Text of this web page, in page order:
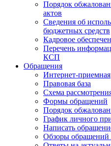
Порядок
актов
Сведения об
бюджетных средств
Кадровое
Перечень
КСП
Обращения
Интернет-приемная
Правовая база
Схема
Формы обращений
Порядок
График личного
Написать
Обзоры обращений